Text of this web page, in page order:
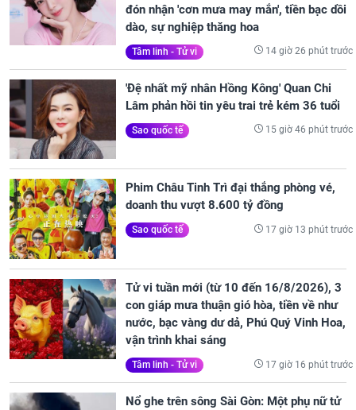
đón nhận 'cơn mưa may mắn', tiền bạc dồi
dào, sự nghiệp thăng hoa
Tâm linh - Tử vi 14 giờ 26 phút trước
'Đệ nhất mỹ nhân Hồng Kông' Quan Chi
Lâm phản hồi tin yêu trai trẻ kém 36 tuổi
Sao quốc tế 15 giờ 46 phút trước
Phim Châu Tinh Trì đại thắng phòng vé,
doanh thu vượt 8.600 tỷ đồng
Sao quốc tế 17 giờ 13 phút trước
Tử vi tuần mới (từ 10 đến 16/8/2026), 3
con giáp mưa thuận gió hòa, tiền về như
nước, bạc vàng dư dả, Phú Quý Vinh Hoa,
vận trình khai sáng
Tâm linh - Tử vi 17 giờ 16 phút trước
Nổ ghe trên sông Sài Gòn: Một phụ nữ tử